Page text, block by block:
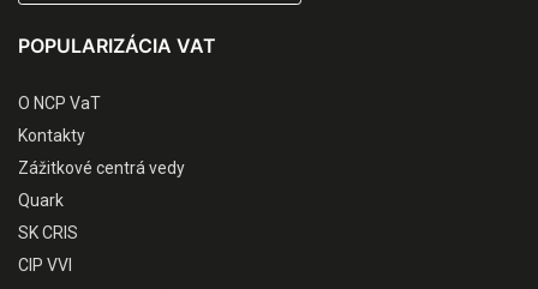
POPULARIZÁCIA VAT
O NCP VaT
Kontakty
Zážitkové centrá vedy
Quark
SK CRIS
CIP VVI